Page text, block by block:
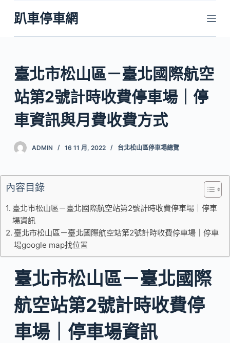
跳
至
主
內
容
趴車停車網
臺北市松山區－臺北國際航空
站第2號計時收費停車場｜停
車資訊與月費收費方式
ADMIN 16 11 月, 2022 台北松山區停車場總覽
內容目錄
臺北市松山區－臺北國際航空站第2號計時收費停車場｜停車
場資訊
臺北市松山區－臺北國際航空站第2號計時收費停車場｜停車
場google map找位置
臺北市松山區－臺北國際
航空站第2號計時收費停
車場｜停車場資訊